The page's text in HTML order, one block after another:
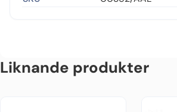
Liknande produkter